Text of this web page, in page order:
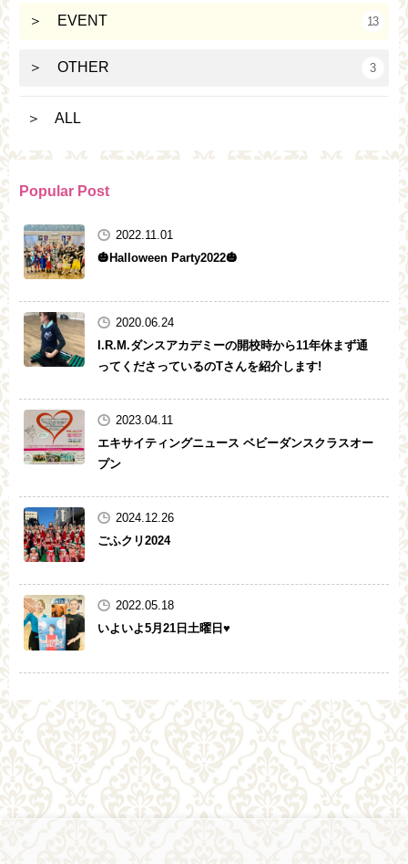
＞ EVENT 13
＞ OTHER 3
＞ ALL
Popular Post
2022.11.01
🎃Halloween Party2022🎃
2020.06.24
I.R.M.ダンスアカデミーの開校時から11年休まず通
ってくださっているのTさんを紹介します!
2023.04.11
エキサイティングニュース ベビーダンスクラスオー
プン
2024.12.26
ごふクリ2024
2022.05.18
いよいよ5月21日土曜日♥️